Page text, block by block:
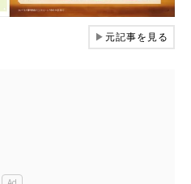
▶元記事を見る